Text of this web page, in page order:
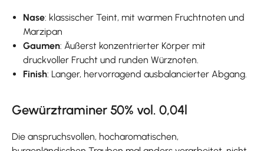
Nase: klassischer Teint, mit warmen Fruchtnoten und
Marzipan
Gaumen: Äußerst konzentrierter Körper mit
druckvoller Frucht und runden Würznoten.
Finish: Langer, hervorragend ausbalancierter Abgang.
Gewürztraminer 50% vol. 0,04l
Die anspruchsvollen, hocharomatischen,